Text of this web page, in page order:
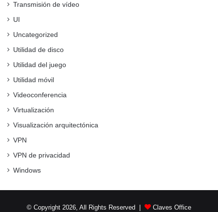
Transmisión de vídeo
UI
Uncategorized
Utilidad de disco
Utilidad del juego
Utilidad móvil
Videoconferencia
Virtualización
Visualización arquitectónica
VPN
VPN de privacidad
Windows
© Copyright 2026, All Rights Reserved | Claves Office